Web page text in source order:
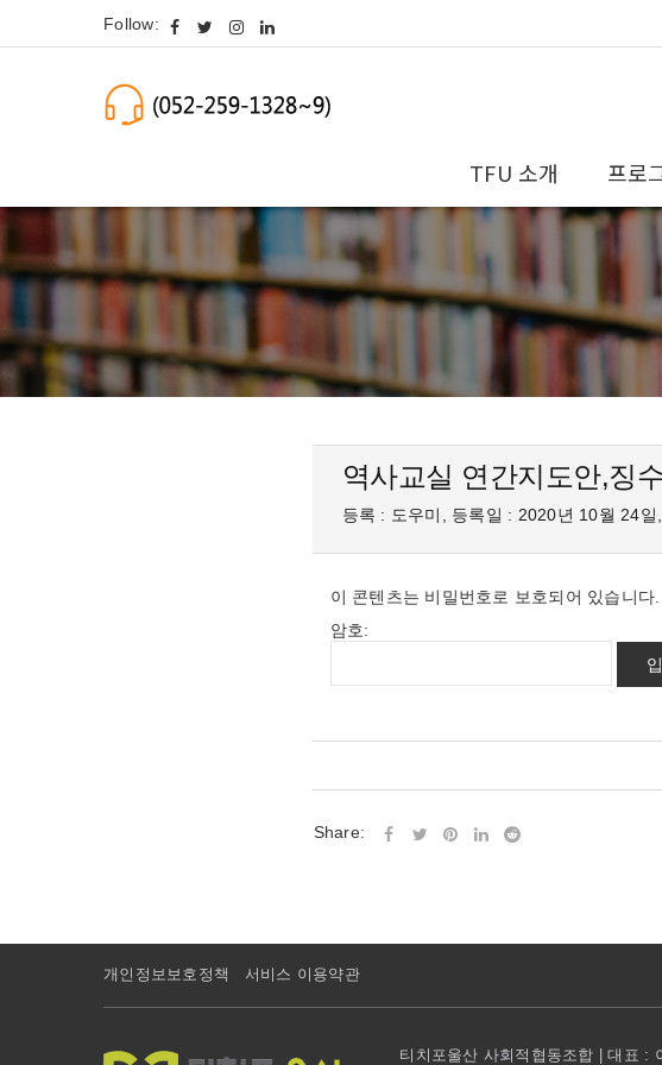
Follow:
TFU 소개 프로
역사교실 연간지도안,징
등록 : 도우미, 등록일 : 2020년 10월 24
이 콘텐츠는 비밀번호로 보호되어 있습니
암호:
Share:
개인정보보호정책 서비스 이용약관
티치포울산 사회적협동조합 | 대표 :